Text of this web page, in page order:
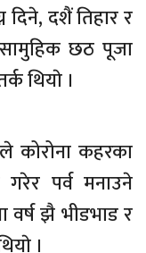
दिने, दशैं तिहार र
छठ पूजा
थियाे ।
कोरोना कहरका
पर्व मनाउने
वर्ष झै भीडभाड र
।